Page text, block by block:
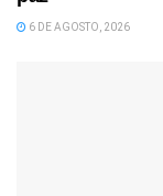
6 DE AGOSTO, 2026